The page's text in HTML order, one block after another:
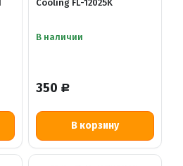
Cooling FL-12025K
В наличии
350 Р
В корзину